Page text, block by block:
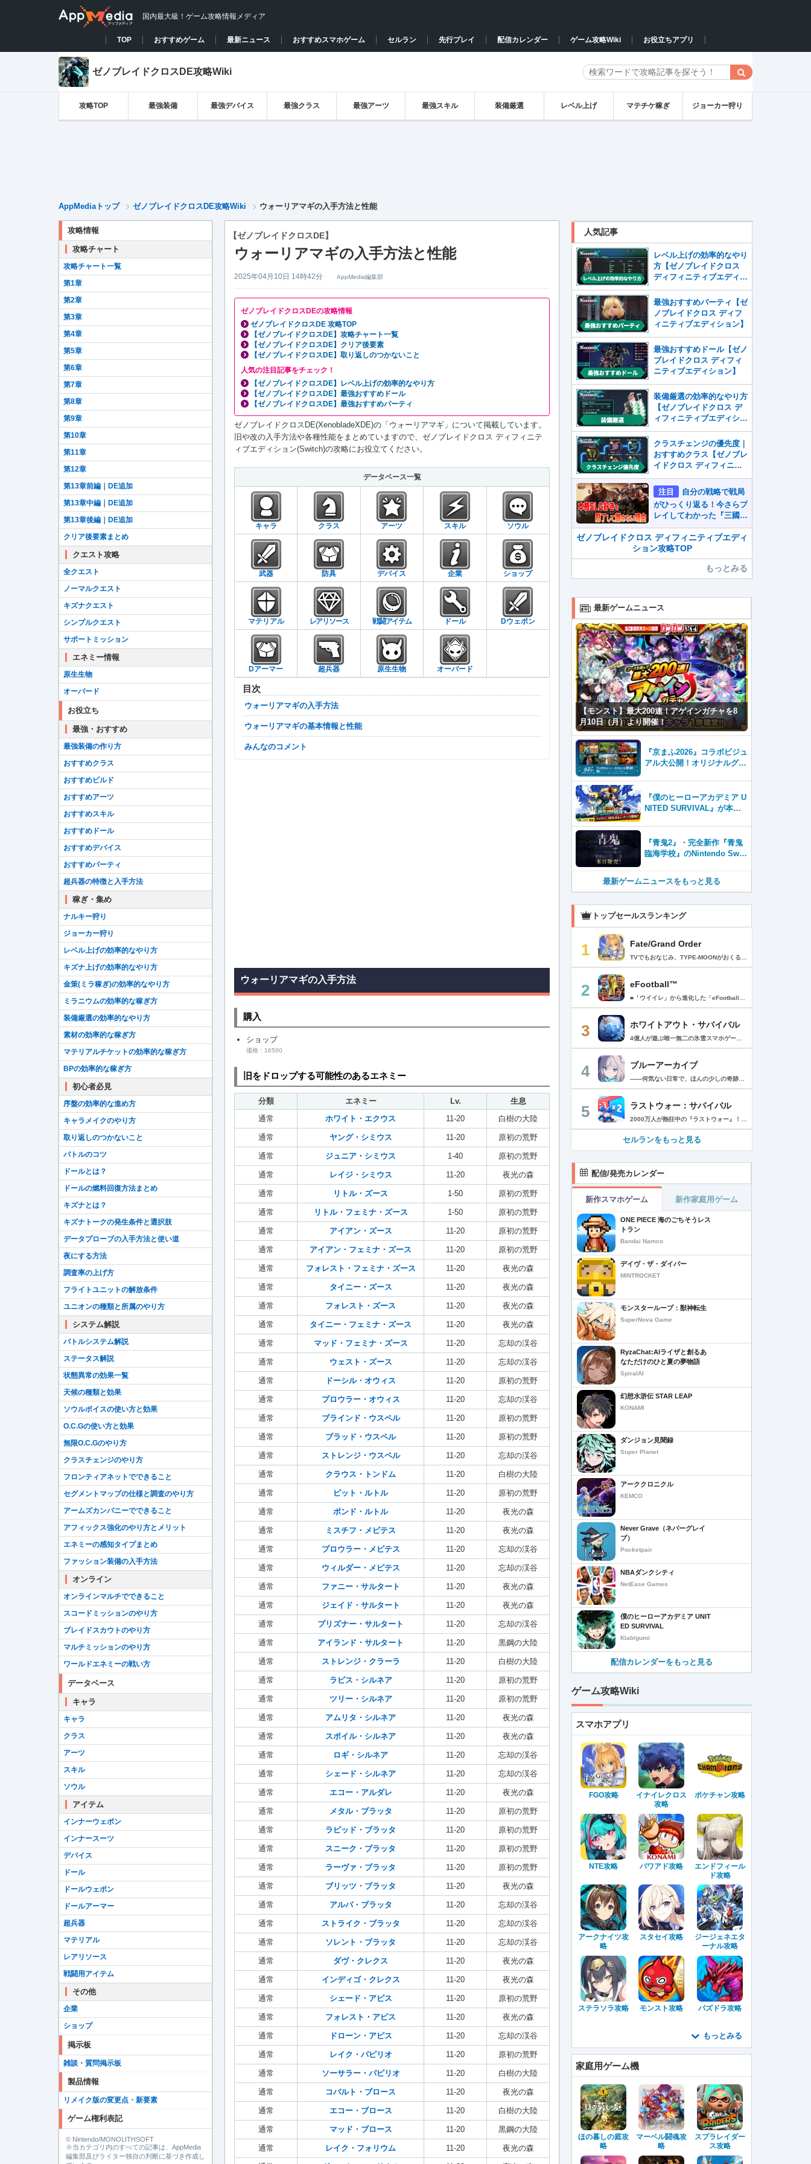
国内最大級！ゲーム攻略情報メディア
TOP おすすめゲーム 最新ニュース おすすめスマホゲーム セルラン 先行プレイ 配信カレンダー ゲーム攻略Wiki お役立ちアプリ
ゼノブレイドクロスDE攻略Wiki
攻略TOP 最強装備 最強デバイス 最強クラス 最強アーツ 最強スキル 装備厳選 レベル上げ マテチケ稼ぎ ジョーカー狩り
AppMediaトップ ゼノブレイドクロスDE攻略Wiki ウォーリアマギの入手方法と性能
【ゼノブレイドクロスDE】
ウォーリアマギの入手方法と性能
2025年04月10日 14時42分 AppMedia編集部
ゼノブレイドクロスDEの攻略情報
ゼノブレイドクロスDE 攻略TOP
【ゼノブレイドクロスDE】攻略チャート一覧
【ゼノブレイドクロスDE】クリア後要素
【ゼノブレイドクロスDE】取り返しのつかないこと
人気の注目記事をチェック！
【ゼノブレイドクロスDE】レベル上げの効率的なやり方
【ゼノブレイドクロスDE】最強おすすめドール
【ゼノブレイドクロスDE】最強おすすめパーティ
ゼノブレイドクロスDE(XenobladeXDE)の「ウォーリアマギ」について掲載しています。
旧や改の入手方法や各種性能をまとめていますので、ゼノブレイドクロス ディフィニテ
ィブエディション(Switch)の攻略にお役立てください。
データベース一覧
キャラ クラス アーツ スキル ソウル
武器 防具 デバイス 企業 ショップ
マテリアル レアリソース 戦闘アイテム ドール Dウェポン
Dアーマー 超兵器 原生生物 オーバード
目次
ウォーリアマギの入手方法
ウォーリアマギの基本情報と性能
みんなのコメント
ウォーリアマギの入手方法
購入
ショップ
価格：16500
旧をドロップする可能性のあるエネミー
分類 エネミー Lv.
生息
通常
ホワイト・エクウス 11-20 白樹の大陸
通常 ヤング・シミウス 11-20 原初の荒野
通常 ジュニア・シミウス 1-40 原初の荒野
通常 レイジ・シミウス 11-20 夜光の森
通常 リトル・ズース 1-50 原初の荒野
通常 リトル・フェミナ・ズース 1-50 原初の荒野
通常 アイアン・ズース 11-20 原初の荒野
通常 アイアン・フェミナ・ズース 11-20 原初の荒野
通常 フォレスト・フェミナ・ズース 11-20 夜光の森
通常 タイニー・ズース 11-20 夜光の森
通常 フォレスト・ズース 11-20 夜光の森
通常 タイニー・フェミナ・ズース 11-20 夜光の森
通常 マッド・フェミナ・ズース 11-20 忘却の渓谷
通常 ウェスト・ズース 11-20 忘却の渓谷
通常 ドーシル・オウィス 11-20 原初の荒野
通常 プロウラー・オウィス 11-20 忘却の渓谷
通常 ブラインド・ウスペル 11-20 原初の荒野
通常 ブラッド・ウスペル 11-20 原初の荒野
通常 ストレンジ・ウスペル 11-20 忘却の渓谷
通常 クラウス・トンドム 11-20 白樹の大陸
通常 ピット・ルトル 11-20 原初の荒野
通常 ポンド・ルトル 11-20 夜光の森
通常 ミスチフ・メピテス 11-20 夜光の森
通常 プロウラー・メピテス 11-20 忘却の渓谷
通常 ウィルダー・メピテス 11-20 忘却の渓谷
通常 ファニー・サルタート 11-20 夜光の森
通常 ジェイド・サルタート 11-20 夜光の森
通常 プリズナー・サルタート 11-20 忘却の渓谷
通常 アイランド・サルタート 11-20 黒鋼の大陸
通常 ストレンジ・クラーラ 11-20 白樹の大陸
通常 ラピス・シルネア 11-20 原初の荒野
通常 ツリー・シルネア 11-20 原初の荒野
通常 アムリタ・シルネア 11-20 夜光の森
通常 スポイル・シルネア 11-20 夜光の森
通常 ロギ・シルネア 11-20 忘却の渓谷
通常 シェード・シルネア 11-20 忘却の渓谷
通常 エコー・アルダレ 11-20 夜光の森
通常 メタル・ブラッタ 11-20 原初の荒野
通常 ラピッド・ブラッタ 11-20 原初の荒野
通常 スニーク・ブラッタ 11-20 原初の荒野
通常 ラーヴァ・ブラッタ 11-20 原初の荒野
通常 ブリッツ・ブラッタ 11-20 夜光の森
通常 アルバ・ブラッタ 11-20 忘却の渓谷
通常 ストライク・ブラッタ 11-20 忘却の渓谷
通常 ソレント・ブラッタ 11-20 忘却の渓谷
通常 ダヴ・クレクス 11-20 夜光の森
通常 インディゴ・クレクス 11-20 夜光の森
通常 シェード・アピス 11-20 原初の荒野
通常 フォレスト・アピス 11-20 夜光の森
通常 ドローン・アピス 11-20 忘却の渓谷
通常 レイク・パピリオ 11-20 原初の荒野
通常 ソーサラー・パピリオ 11-20 白樹の大陸
通常 コバルト・ブロース 11-20 夜光の森
通常 エコー・ブロース 11-20 白樹の大陸
通常 マッド・ブロース 11-20 黒鋼の大陸
通常 レイク・フォリウム 11-20 夜光の森
攻略情報
攻略チャート
攻略チャート一覧
第1章
第2章
第3章
第4章
第5章
第6章
第7章
第8章
第9章
第10章
第11章
第12章
第13章前編｜DE追加
第13章中編｜DE追加
第13章後編｜DE追加
クリア後要素まとめ
クエスト攻略
全クエスト
ノーマルクエスト
キズナクエスト
シンプルクエスト
サポートミッション
エネミー情報
原生生物
オーバード
お役立ち
最強・おすすめ
最強装備の作り方
おすすめクラス
おすすめビルド
おすすめアーツ
おすすめスキル
おすすめドール
おすすめデバイス
おすすめパーティ
超兵器の特徴と入手方法
稼ぎ・集め
ナルキー狩り
ジョーカー狩り
レベル上げの効率的なやり方
キズナ上げの効率的なやり方
金策(ミラ稼ぎ)の効率的なやり方
ミラニウムの効率的な稼ぎ方
装備厳選の効率的なやり方
素材の効率的な稼ぎ方
マテリアルチケットの効率的な稼ぎ方
BPの効率的な稼ぎ方
初心者必見
序盤の効率的な進め方
キャラメイクのやり方
取り返しのつかないこと
バトルのコツ
ドールとは？
ドールの燃料回復方法まとめ
キズナとは？
キズナトークの発生条件と選択肢
データプローブの入手方法と使い道
夜にする方法
調査率の上げ方
フライトユニットの解放条件
ユニオンの種類と所属のやり方
システム解説
バトルシステム解説
ステータス解説
状態異常の効果一覧
天候の種類と効果
ソウルボイスの使い方と効果
O.C.Gの使い方と効果
無限O.C.Gのやり方
クラスチェンジのやり方
フロンティアネットでできること
セグメントマップの仕様と調査のやり方
アームズカンパニーでできること
アフィックス強化のやり方とメリット
エネミーの感知タイプまとめ
ファッション装備の入手方法
オンライン
オンラインマルチでできること
スコードミッションのやり方
ブレイドスカウトのやり方
マルチミッションのやり方
ワールドエネミーの戦い方
データベース
キャラ
キャラ
クラス
アーツ
スキル
ソウル
アイテム
インナーウェポン
インナースーツ
デバイス
ドール
ドールウェポン
ドールアーマー
超兵器
マテリアル
レアリソース
戦闘用アイテム
その他
企業
ショップ
掲示板
雑談・質問掲示板
製品情報
リメイク版の変更点・新要素
ゲーム権利表記
© Nintendo/MONOLITHSOFT
※当カテゴリ内のすべての記事は、AppMedia
編集部及びライター独自の判断に基づき作成し
人気記事
レベル上げの効率的なやり
方【ゼノブレイドクロス
ディフィニティブエディシ
ョン】
最強おすすめパーティ【ゼ
ノブレイドクロス ディフ
ィニティブエディション】
最強おすすめドール【ゼノ
ブレイドクロス ディフィ
ニティブエディション】
装備厳選の効率的なやり方
【ゼノブレイドクロス デ
ィフィニティブエディショ
ン】
クラスチェンジの優先度｜
おすすめクラス【ゼノブレ
イドクロス ディフィニテ
ィブエディション】
注目
自分の戦略で戦局
がひっくり返る！今さらプ
レイしてわかった『三國志
真戦』が本格SLG好きを
魅了して離さないワケ
ゼノブレイドクロス ディフィニティブエディ
ション攻略TOP
もっとみる
最新ゲームニュース
【モンスト】最大200連！アゲインガチャを8
月10日（月）より開催！
『京まふ2026』コラボビジュ
アル大公開！オリジナルグッ
『僕のヒーローアカデミア U
NITED SURVIVAL』が本日8
『青鬼2』・完全新作『青鬼
臨海学校』のNintendo Swit
最新ゲームニュースをもっと見る
トップセールスランキング
1 Fate/Grand Order
2 eFootball™
3 ホワイトアウト・サバイバル
4 ブルーアーカイブ
5 ラストウォー：サバイバル
セルランをもっと見る
配信/発売カレンダー
新作スマホゲーム 新作家庭用ゲーム
ONE PIECE 海のごちそうレス
トラン
Bandai Namco
デイヴ・ザ・ダイバー
MINTROCKET
モンスターループ：獣神転生
SuperNova Game
RyzaChat:AIライザと創るあ
なただけのひと夏の夢物語
SpiralAI
幻想水滸伝 STAR LEAP
KONAMI
ダンジョン見聞録
Super Planet
アーククロニクル
KEMCO
Never Grave（ネバーグレイ
ブ）
Pocketpair
NBAダンクシティ
NetEase Games
僕のヒーローアカデミア UNIT
ED SURVIVAL
Klab/gumi
配信カレンダーをもっと見る
ゲーム攻略Wiki
スマホアプリ
FGO攻略
イナイレクロス
攻略
ポケチャン攻略
NTE攻略 パワアド攻略
エンドフィール
ド攻略
アークナイツ攻
略
スタセイ攻略
ジージェネエタ
ーナル攻略
ステラソラ攻略 モンスト攻略 パズドラ攻略
もっとみる
家庭用ゲーム機
ほの暮しの庭攻
略
マーベル闘魂攻
略
スプラレイダー
ス攻略